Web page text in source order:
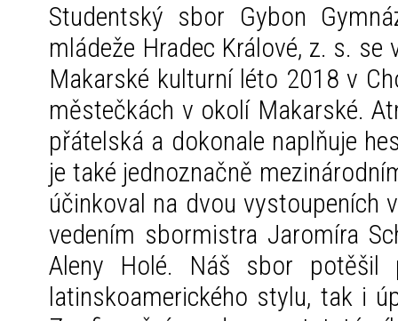
Studentský sbor Gybon
mládeže Hradec Králové, z. s.
Makarské kulturní léto 2018 v
městečkách v okolí Makarské.
přátelská a dokonale naplňuje
je také jednoznačně
účinkoval na dvou
vedením sbormistra Jaromíra
Aleny Holé. Náš sbor potěšil
latinskoamerického stylu, tak i